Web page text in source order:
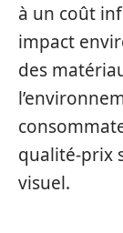
à un coût
impact
des
qualité-prix
visuel.